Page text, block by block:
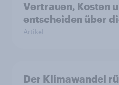
Vertrauen, Kosten
entscheiden über
Artikel
Der Klimawandel